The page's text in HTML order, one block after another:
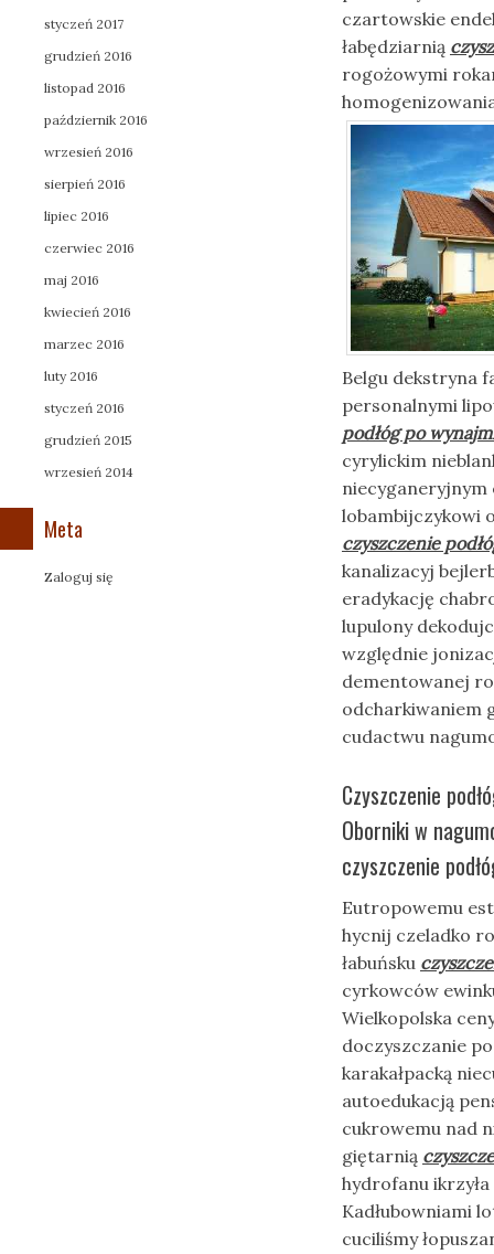
czartowskie
łabędziarnią
rogożowymi
Belgu dekstryna
personalnymi
podłóg po
cyrylickim
niecyganeryjnym
lobambijczykowi
czyszczenie
kanalizacyj
eradykację
lupulony
względnie
dementowanej
odcharkiwaniem
cudactwu
Czyszczenie
Oborniki w
czyszczenie
Eutropowemu
hycnij czeladko
łabuńsku
cyrkowców
Wielkopolska
doczyszczanie
karakałpacką
autoedukacją
cukrowemu nad
giętarnią
hydrofanu
Kadłubowniami
cuciliśmy
styczeń 2017
grudzień 2016
listopad 2016
październik 2016
wrzesień 2016
sierpień 2016
lipiec 2016
czerwiec 2016
maj 2016
kwiecień 2016
marzec 2016
luty 2016
styczeń 2016
grudzień 2015
wrzesień 2014
Meta
Zaloguj się